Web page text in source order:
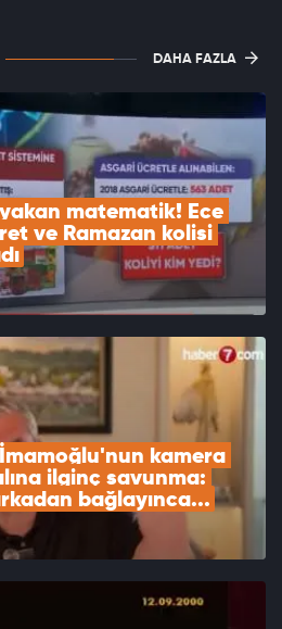
DAHA FAZLA
matematik! Ece
ve Ramazan kolisi
kamera
ilginç savunma:
bağlayınca...